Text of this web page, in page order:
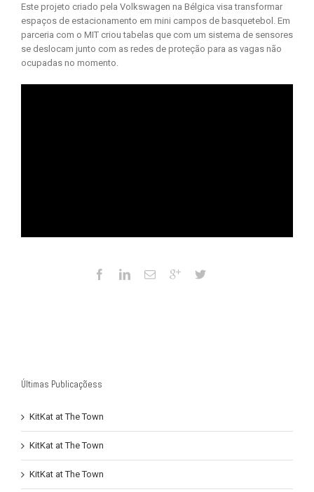
Este projeto criado pela Volkswagen na Bélgica visa transformar
espaços de estacionamento em mini campos de basquetebol. Em
parceria com o MIT criou tabelas que com um sistema de sensores
se deslocam junto com as redes de proteção para as vagas não
ocupadas no momento.
Últimas Publicaçõess
KitKat at The Town
KitKat at The Town
KitKat at The Town